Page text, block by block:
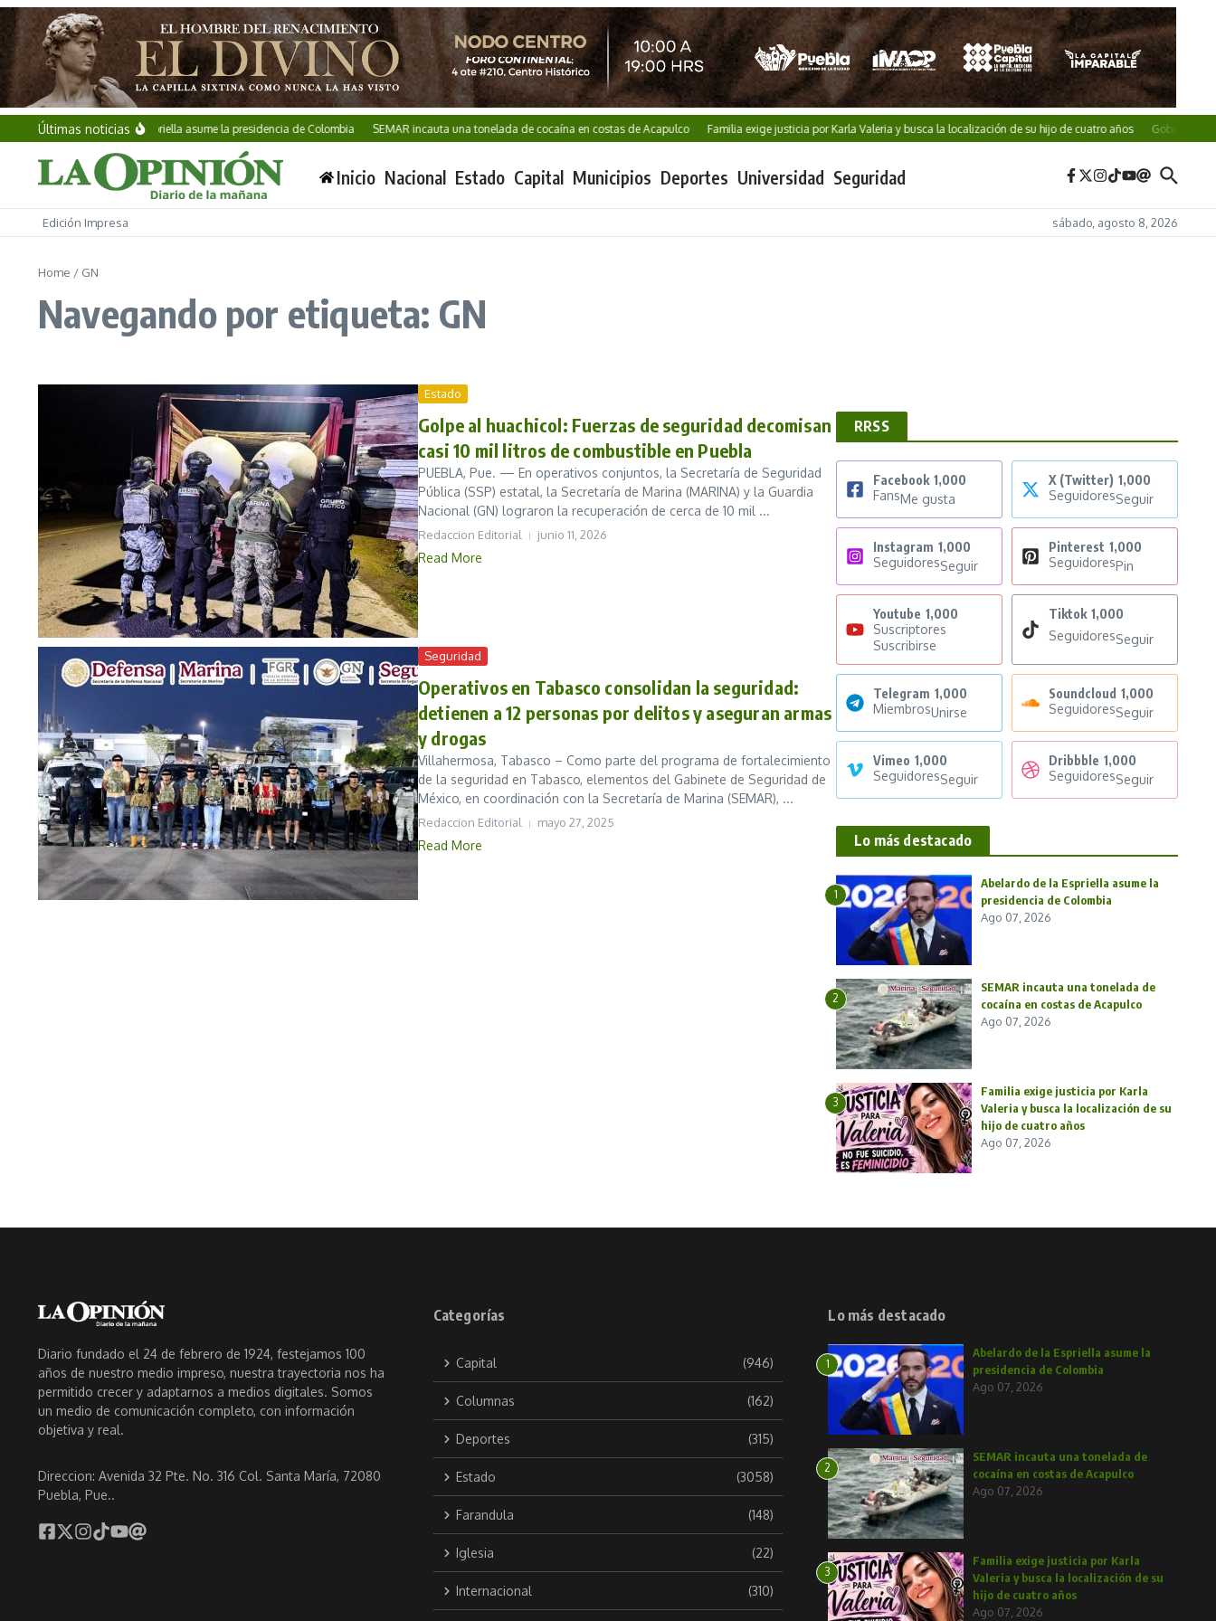
Saltar al contenido
Últimas noticias
Abelardo de la Espriella asume la presidencia de Colombia SEMAR incauta una tonelada de cocaína en costas de Acapulco Familia exige justicia por Karla Valeria y busca la localización de su hijo de cuatro años Gobierno de
Inicio Nacional Estado Capital Municipios Deportes Universidad Seguridad
Edición Impresa sábado, agosto 8, 2026
Home / GN
Navegando por etiqueta: GN
Estado
Golpe al huachicol: Fuerzas de seguridad decomisan
casi 10 mil litros de combustible en Puebla
PUEBLA, Pue. — En operativos conjuntos, la Secretaría de Seguridad
Pública (SSP) estatal, la Secretaría de Marina (MARINA) y la Guardia
Nacional (GN) lograron la recuperación de cerca de 10 mil ...
Redaccion Editorial junio 11, 2026
Read More
Seguridad
Operativos en Tabasco consolidan la seguridad:
detienen a 12 personas por delitos y aseguran armas
y drogas
Villahermosa, Tabasco – Como parte del programa de fortalecimiento
de la seguridad en Tabasco, elementos del Gabinete de Seguridad de
México, en coordinación con la Secretaría de Marina (SEMAR), ...
Redaccion Editorial mayo 27, 2025
Read More
RRSS
Facebook 1,000
FansMe gusta
X (Twitter) 1,000
SeguidoresSeguir
Instagram 1,000
SeguidoresSeguir
Pinterest 1,000
SeguidoresPin
Youtube 1,000
Suscriptores
Suscribirse
Tiktok 1,000
SeguidoresSeguir
Telegram 1,000
MiembrosUnirse
Soundcloud 1,000
SeguidoresSeguir
Vimeo 1,000
SeguidoresSeguir
Dribbble 1,000
SeguidoresSeguir
Lo más destacado
1
Abelardo de la Espriella asume la
presidencia de Colombia
Ago 07, 2026
2
SEMAR incauta una tonelada de
cocaína en costas de Acapulco
Ago 07, 2026
3
Familia exige justicia por Karla
Valeria y busca la localización de su
hijo de cuatro años
Ago 07, 2026
Diario fundado el 24 de febrero de 1924, festejamos 100
años de nuestro medio impreso, nuestra trayectoria nos ha
permitido crecer y adaptarnos a medios digitales. Somos
un medio de comunicación completo, con información
objetiva y real.
Direccion: Avenida 32 Pte. No. 316 Col. Santa María, 72080
Puebla, Pue..
Categorías
Capital (946)
Columnas (162)
Deportes (315)
Estado (3058)
Farandula (148)
Iglesia (22)
Internacional (310)
Lo más destacado
1
Abelardo de la Espriella asume la
presidencia de Colombia
Ago 07, 2026
2
SEMAR incauta una tonelada de
cocaína en costas de Acapulco
Ago 07, 2026
3
Familia exige justicia por Karla
Valeria y busca la localización de su
hijo de cuatro años
Ago 07, 2026